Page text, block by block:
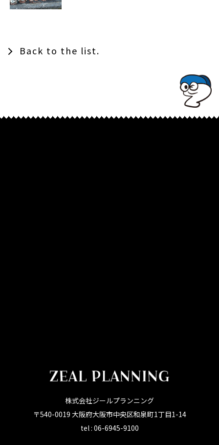
Back to the list.
株式会社ジールプランニング
〒540-0019 大阪府大阪市中央区和泉町1丁目1-14
tel : 06-6945-9100